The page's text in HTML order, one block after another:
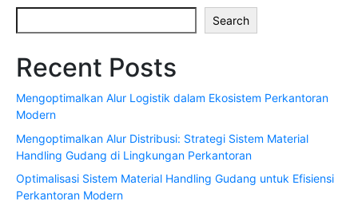
Search
Recent Posts
Mengoptimalkan Alur Logistik dalam Ekosistem Perkantoran
Modern
Mengoptimalkan Alur Distribusi: Strategi Sistem Material
Handling Gudang di Lingkungan Perkantoran
Optimalisasi Sistem Material Handling Gudang untuk Efisiensi
Perkantoran Modern